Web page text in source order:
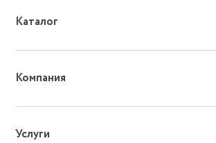
Каталог
Компания
Услуги